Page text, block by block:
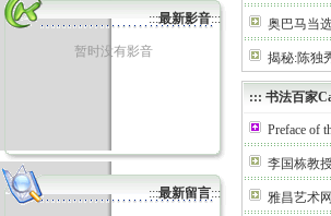
:::最新影音:::
暂时没有影音
:::最新留言:::
奥巴马当
揭秘:陈独
::: 书法百家
Preface of
李国栋教
雅昌艺术